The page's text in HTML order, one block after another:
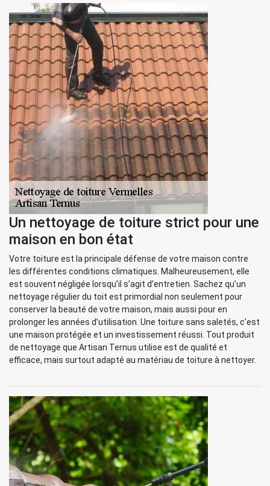
Un nettoyage de toiture strict pour une
maison en bon état
Votre toiture est la principale défense de votre maison contre
les différentes conditions climatiques. Malheureusement, elle
est souvent négligée lorsqu’il s’agit d’entretien. Sachez qu’un
nettoyage régulier du toit est primordial non seulement pour
conserver la beauté de votre maison, mais aussi pour en
prolonger les années d’utilisation. Une toiture sans saletés, c’est
une maison protégée et un investissement réussi. Tout produit
de nettoyage que Artisan Ternus utilise est de qualité et
efficace, mais surtout adapté au matériau de toiture à nettoyer.